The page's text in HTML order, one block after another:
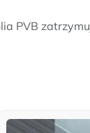
PVB